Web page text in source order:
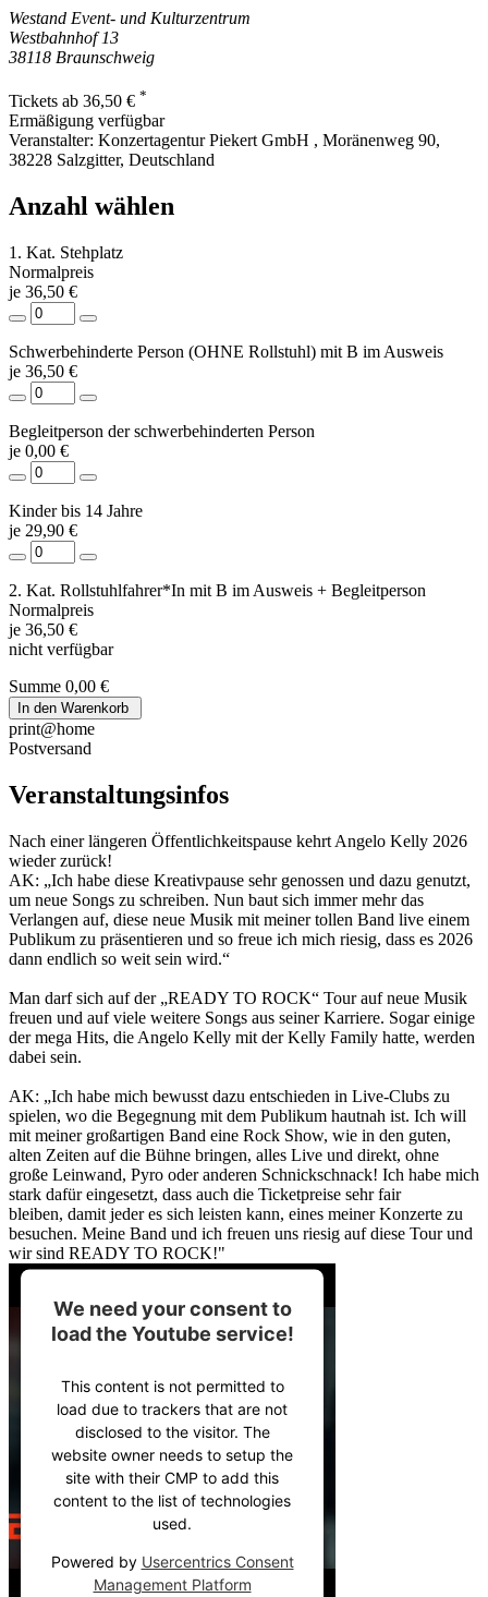
Westand Event- und Kulturzentrum
Westbahnhof 13
38118 Braunschweig
Tickets ab 36,50 € *
Ermäßigung verfügbar
Veranstalter: Konzertagentur Piekert GmbH , Moränenweg 90,
38228 Salzgitter, Deutschland
Anzahl wählen
1. Kat. Stehplatz
Normalpreis
je 36,50 €
Schwerbehinderte Person (OHNE Rollstuhl) mit B im Ausweis
je 36,50 €
Begleitperson der schwerbehinderten Person
je 0,00 €
Kinder bis 14 Jahre
je 29,90 €
2. Kat. Rollstuhlfahrer*In mit B im Ausweis + Begleitperson
Normalpreis
je 36,50 €
nicht verfügbar
Summe 0,00 €
In den Warenkorb
print@home
Postversand
Veranstaltungsinfos
Nach einer längeren Öffentlichkeitspause kehrt Angelo Kelly 2026
wieder zurück!
AK: „Ich habe diese Kreativpause sehr genossen und dazu genutzt,
um neue Songs zu schreiben. Nun baut sich immer mehr das
Verlangen auf, diese neue Musik mit meiner tollen Band live einem
Publikum zu präsentieren und so freue ich mich riesig, dass es 2026
dann endlich so weit sein wird.“
Man darf sich auf der „READY TO ROCK“ Tour auf neue Musik
freuen und auf viele weitere Songs aus seiner Karriere. Sogar einige
der mega Hits, die Angelo Kelly mit der Kelly Family hatte, werden
dabei sein.
AK: „Ich habe mich bewusst dazu entschieden in Live-Clubs zu
spielen, wo die Begegnung mit dem Publikum hautnah ist. Ich will
mit meiner großartigen Band eine Rock Show, wie in den guten,
alten Zeiten auf die Bühne bringen, alles Live und direkt, ohne
große Leinwand, Pyro oder anderen Schnickschnack! Ich habe mich
stark dafür eingesetzt, dass auch die Ticketpreise sehr fair
bleiben, damit jeder es sich leisten kann, eines meiner Konzerte zu
besuchen. Meine Band und ich freuen uns riesig auf diese Tour und
wir sind READY TO ROCK!"
We need your consent to
load the Youtube service!
This content is not permitted to
load due to trackers that are not
disclosed to the visitor. The
website owner needs to setup the
site with their CMP to add this
content to the list of technologies
used.
Powered by Usercentrics Consent
Management Platform